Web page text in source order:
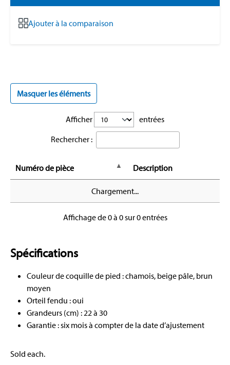
Ajouter à la comparaison
Masquer les éléments
Afficher
entrées
Rechercher :
Numéro de pièce Description
Chargement...
Affichage de 0 à 0 sur 0 entrées
Spécifications
Couleur de coquille de pied : chamois, beige pâle, brun
moyen
Orteil fendu : oui
Grandeurs (cm) : 22 à 30
Garantie : six mois à compter de la date d’ajustement
Sold each.